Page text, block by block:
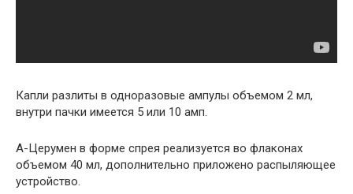
Капли разлиты в одноразовые ампулы объемом 2 мл,
внутри пачки имеется 5 или 10 амп.
А-Церумен в форме спрея реализуется во флаконах
объемом 40 мл, дополнительно приложено распыляющее
устройство.